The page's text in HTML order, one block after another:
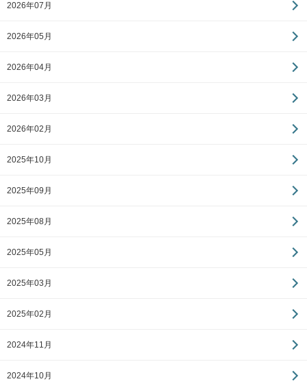
2026年07月
2026年05月
2026年04月
2026年03月
2026年02月
2025年10月
2025年09月
2025年08月
2025年05月
2025年03月
2025年02月
2024年11月
2024年10月